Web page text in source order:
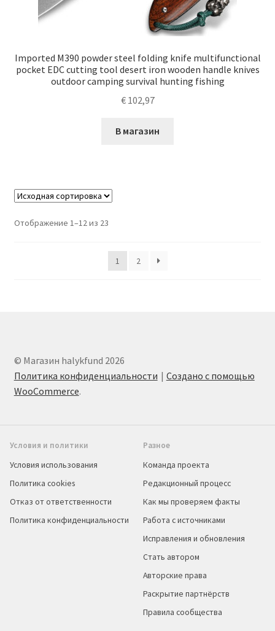
Imported M390 powder steel folding knife multifunctional
pocket EDC cutting tool desert iron wooden handle knives
outdoor camping survival hunting fishing
€102,97
В магазин
Отображение 1–12 из 23
1 2
© Магазин halykfund 2026
Политика конфиденциальности
Создано с помощью
WooCommerce.
Условия и политики
Условия использования
Политика cookies
Отказ от ответственности
Политика конфиденциальности
Разное
Команда проекта
Редакционный процесс
Как мы проверяем факты
Работа с источниками
Исправления и обновления
Стать автором
Авторские права
Раскрытие партнёрств
Правила сообщества